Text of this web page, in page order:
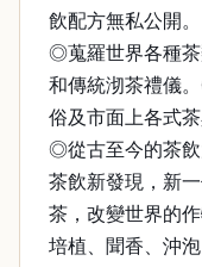
飲配方無私公開。
◎蒐羅世界各種茶
和傳統沏茶禮儀
俗及市面上各式茶
◎從古至今的茶飲
茶飲新發現，新一
茶，改變世界的
培植、聞香、沖泡